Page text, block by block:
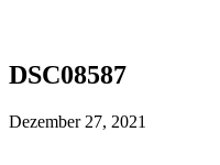
DSC08587
Dezember 27, 2021